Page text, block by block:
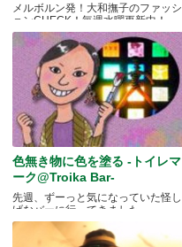
メルボルン発！大和撫子のファッシ
ョンCHECK！毎週水曜更新中！
色無き物に色を塗る -トイレマ
ーク@Troika Bar-
先週、ずーっと気になっていた怪し
げなバーに行ってきました.....